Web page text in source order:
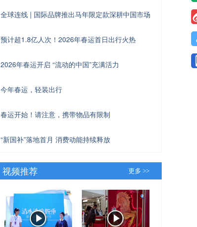
全球连线 | 国际品牌推出马年限定款深耕中国市场
预计超1.8亿人次！2026年春运首日出行火热
2026年春运开启 “流动的中国”充满活力
今年春运，轻装出行
春运开始！请注意，携带物品有限制
“新国补”落地首月 消费动能持续释放
视频推荐 更多 >>